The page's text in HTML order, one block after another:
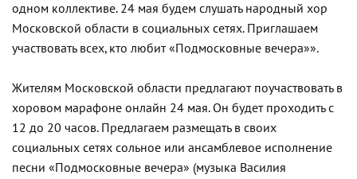
одном коллективе. 24 мая будем слушать народный хор
Московской области в социальных сетях. Приглашаем
участвовать всех, кто любит «Подмосковные вечера»».
Жителям Московской области предлагают поучаствовать в
хоровом марафоне онлайн 24 мая. Он будет проходить с
12 до 20 часов. Предлагаем размещать в своих
социальных сетях сольное или ансамблевое исполнение
песни «Подмосковные вечера» (музыка Василия